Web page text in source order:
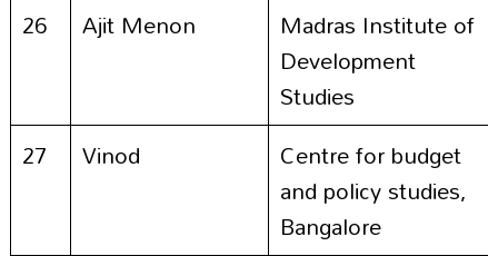
26
Ajit Menon
Madras Institute of
Development
Studies
27
Vinod
Centre for budget
and policy studies,
Bangalore